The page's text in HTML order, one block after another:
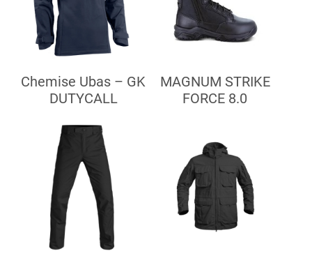
Chemise Ubas – GK
DUTYCALL
MAGNUM STRIKE
FORCE 8.0